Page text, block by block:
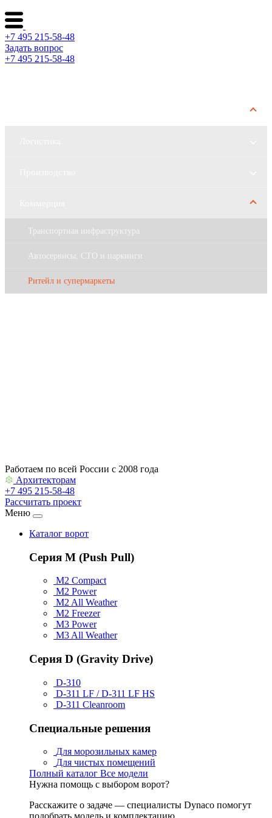
+7 495 215-58-48
Задать вопрос
+7 495 215-58-48
Транспортная инфраструктура
Автосервисы, СТО и паркинги
Ритейл и супермаркеты
Работаем по всей России с 2008 года
Архитекторам
+7 495 215-58-48
Рассчитать проект
Меню
Каталог ворот
Серия M (Push Pull)
M2 Compact
M2 Power
M2 All Weather
M2 Freezer
M3 Power
M3 All Weather
Серия D (Gravity Drive)
D-310
D-311 LF / D-311 LF HS
D-311 Cleanroom
Специальные решения
Для морозильных камер
Для чистых помещений
Полный каталог Все модели
Нужна помощь с выбором ворот?
Расскажите о задаче — специалисты Dynaco помогут